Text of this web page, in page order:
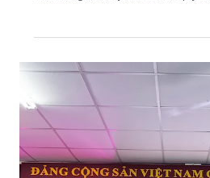
ty: Cơ sở giáo
chuẩn bị gì
Trong những năm gần đây, mô
cơ sở giáo dục lựa chọn nhờ
đối đơn giản. Tuy nhiên, khi quy
với việc các quy định về quản lý
ngày càng được siết chặt, câu